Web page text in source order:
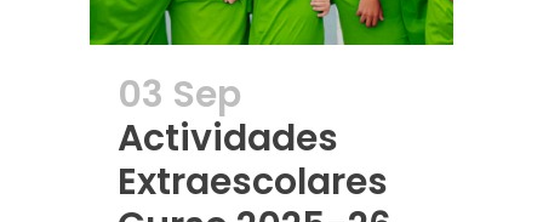
03 Sep
Actividades
Extraescolares